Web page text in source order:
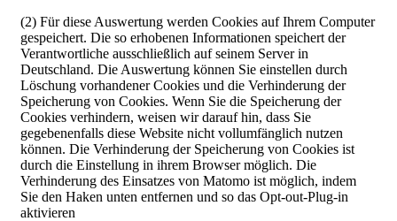
(2) Für diese Auswertung werden Cookies auf Ihrem Computer
gespeichert. Die so erhobenen Informationen speichert der
Verantwortliche ausschließlich auf seinem Server in
Deutschland. Die Auswertung können Sie einstellen durch
Löschung vorhandener Cookies und die Verhinderung der
Speicherung von Cookies. Wenn Sie die Speicherung der
Cookies verhindern, weisen wir darauf hin, dass Sie
gegebenenfalls diese Website nicht vollumfänglich nutzen
können. Die Verhinderung der Speicherung von Cookies ist
durch die Einstellung in ihrem Browser möglich. Die
Verhinderung des Einsatzes von Matomo ist möglich, indem
Sie den Haken unten entfernen und so das Opt-out-Plug-in
aktivieren